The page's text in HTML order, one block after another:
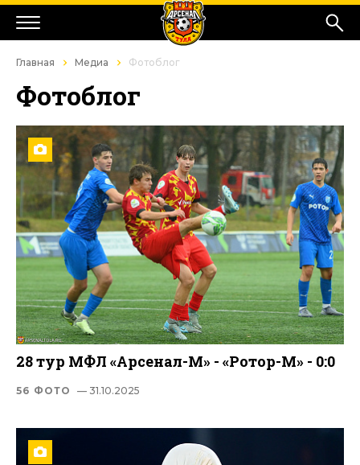
Главная Медиа Фотоблог
Фотоблог
28 тур МФЛ «Арсенал-М» - «Ротор-М» - 0:0
56 ФОТО — 31.10.2025